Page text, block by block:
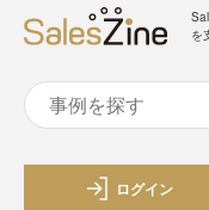
を
ログイン